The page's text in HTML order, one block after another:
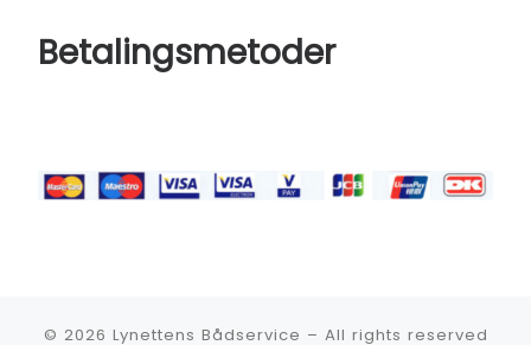
Betalingsmetoder
© 2026 Lynettens Bådservice – All rights reserved